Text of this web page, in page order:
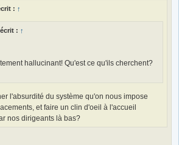
: ↑
: ↑
hallucinant! Qu'est ce qu'ils cherchent?
l'absurdité du système qu'on nous impose
et faire un clin d'oeil à l'accueil
nos dirigeants là bas?